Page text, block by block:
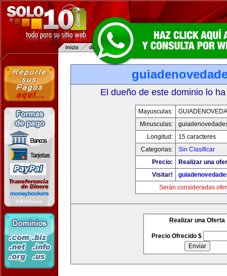
El dueño de este dominio lo
Mayusculas:
Minusculas:
Longitud:
15 caracteres
Categorias:
Sin Clasificar
Precio:
Realizar una
Visitar!
Serán consideradas
Realizar una Oferta
Precio Ofrecido $